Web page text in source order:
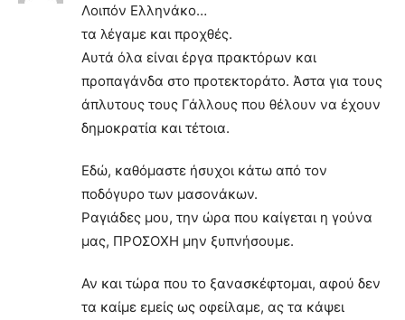
Λοιπόν Ελληνάκο…
τα λέγαμε και προχθές.
Αυτά όλα είναι έργα πρακτόρων και
προπαγάνδα στο προτεκτοράτο. Άστα για τους
άπλυτους τους Γάλλους που θέλουν να έχουν
δημοκρατία και τέτοια.
Εδώ, καθόμαστε ήσυχοι κάτω από τον
ποδόγυρο των μασονάκων.
Ραγιάδες μου, την ώρα που καίγεται η γούνα
μας, ΠΡΟΣΟΧΗ μην ξυπνήσουμε.
Αν και τώρα που το ξανασκέφτομαι, αφού δεν
τα καίμε εμείς ως οφείλαμε, ας τα κάψει